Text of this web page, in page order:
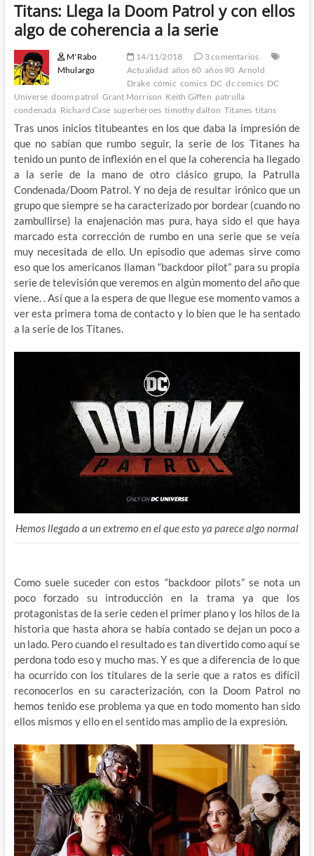
Titans: Llega la Doom Patrol y con ellos
algo de coherencia a la serie
M'Rabo
Mhulargo
14/11/2018
3 comentarios
Actualidad años 60 años 90 Arnold
Drake cómic comics DC dc comics DC
Universe doom patrol Grant Morrison Keith Giffen patrulla
condenada Richard Case superhéroes timothy dalton Titanes titans
Tras unos inicios titubeantes en los que daba la impresión de
que no sabían que rumbo seguir, la serie de los Titanes ha
tenido un punto de inflexión en el que la coherencia ha llegado
a la serie de la mano de otro clásico grupo, la Patrulla
Condenada/Doom Patrol. Y no deja de resultar irónico que un
grupo que siempre se ha caracterizado por bordear (cuando no
zambullirse) la enajenación mas pura, haya sido el que haya
marcado esta corrección de rumbo en una serie que se veía
muy necesitada de ello. Un episodio que ademas sirve como
eso que los americanos llaman “backdoor pilot” para su propia
serie de televisión que veremos en algún momento del año que
viene. . Así que a la espera de que llegue ese momento vamos a
ver esta primera toma de contacto y lo bien que le ha sentado
a la serie de los Titanes.
Hemos llegado a un extremo en el que esto ya parece algo normal
Como suele suceder con estos “backdoor pilots” se nota un
poco forzado su introducción en la trama ya que los
protagonistas de la serie ceden el primer plano y los hilos de la
historia que hasta ahora se había contado se dejan un poco a
un lado. Pero cuando el resultado es tan divertido como aquí se
perdona todo eso y mucho mas. Y es que a diferencia de lo que
ha ocurrido con los titulares de la serie que a ratos es difícil
reconocerlos en su caracterización, con la Doom Patrol no
hemos tenido ese problema ya que en todo momento han sido
ellos mismos y ello en el sentido mas amplio de la expresión.